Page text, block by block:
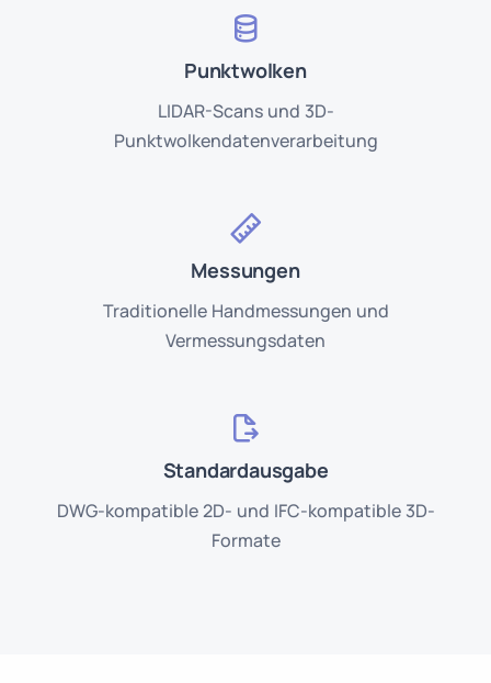
Punktwolken
LIDAR-Scans und 3D-
Punktwolkendatenverarbeitung
Messungen
Traditionelle Handmessungen und
Vermessungsdaten
Standardausgabe
DWG-kompatible 2D- und IFC-kompatible 3D-
Formate